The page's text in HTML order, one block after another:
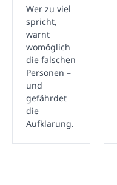
Wer zu viel
spricht,
warnt
womöglich
die falschen
Personen –
und
gefährdet
die
Aufklärung.